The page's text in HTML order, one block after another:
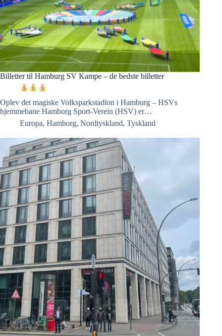
Billetter til Hamburg SV Kampe – de bedste billetter
Oplev det magiske Volksparkstadion i Hamburg – HSVs
hjemmebane Hamborg Sport-Verein (HSV) er…
Europa, Hamborg, Nordtyskland, Tyskland